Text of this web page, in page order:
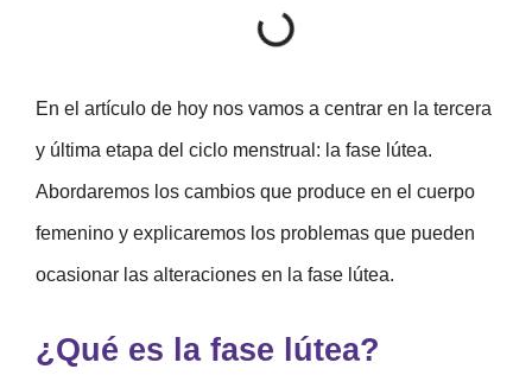
En el artículo de hoy nos vamos a centrar en la tercera
y última etapa del ciclo menstrual: la fase lútea.
Abordaremos los cambios que produce en el cuerpo
femenino y explicaremos los problemas que pueden
ocasionar las alteraciones en la fase lútea.
¿Qué es la fase lútea?